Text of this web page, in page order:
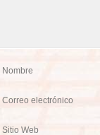
Nombre
Correo electrónico
Sitio Web